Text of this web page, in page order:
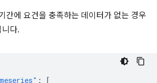
간에 요건을 충족하는 데이터가 없는 경우
다.
:
[